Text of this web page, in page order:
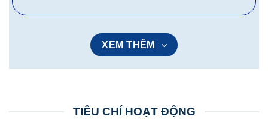
XEM THÊM
TIÊU CHÍ HOẠT ĐỘNG